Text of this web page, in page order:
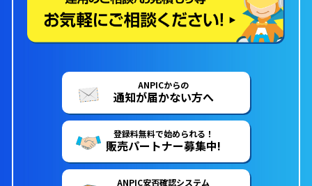
ANPICからの
通知が届かない方へ
登録料無料で始められる！
販売パートナー募集中!
ANPIC安否確認システム